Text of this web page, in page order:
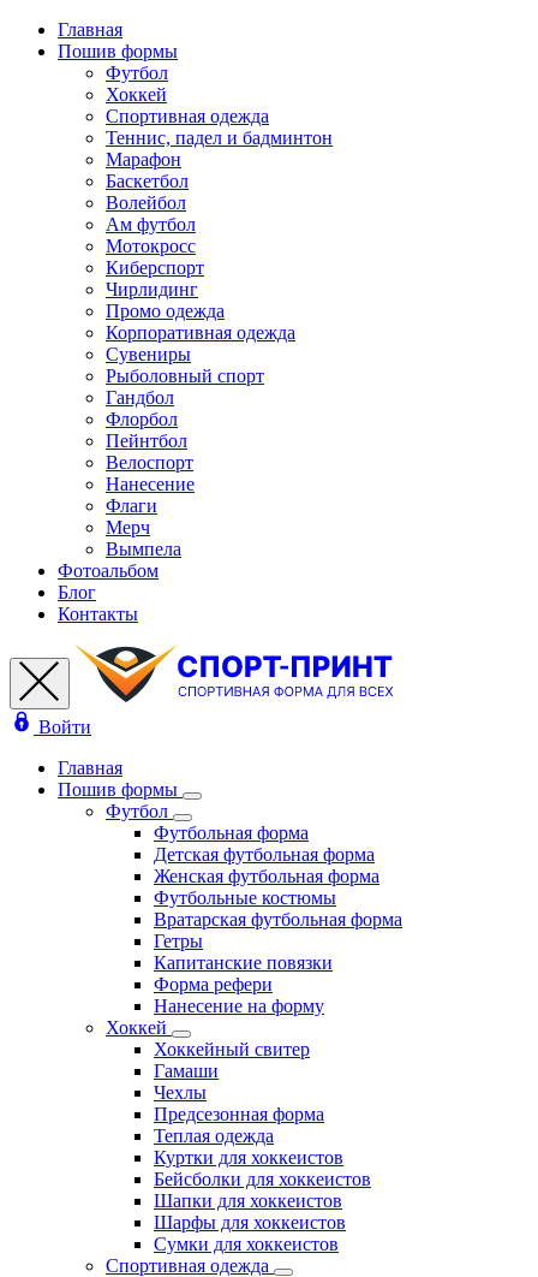
Главная
Пошив формы
Футбол
Хоккей
Спортивная одежда
Теннис, падел и бадминтон
Марафон
Баскетбол
Волейбол
Ам футбол
Мотокросс
Киберспорт
Чирлидинг
Промо одежда
Корпоративная одежда
Сувениры
Рыболовный спорт
Гандбол
Флорбол
Пейнтбол
Велоспорт
Нанесение
Флаги
Мерч
Вымпела
Фотоальбом
Блог
Контакты
Войти
Главная
Пошив формы
Футбол
Футбольная форма
Детская футбольная форма
Женская футбольная форма
Футбольные костюмы
Вратарская футбольная форма
Гетры
Капитанские повязки
Форма рефери
Нанесение на форму
Хоккей
Хоккейный свитер
Гамаши
Чехлы
Предсезонная форма
Теплая одежда
Куртки для хоккеистов
Бейсболки для хоккеистов
Шапки для хоккеистов
Шарфы для хоккеистов
Сумки для хоккеистов
Спортивная одежда